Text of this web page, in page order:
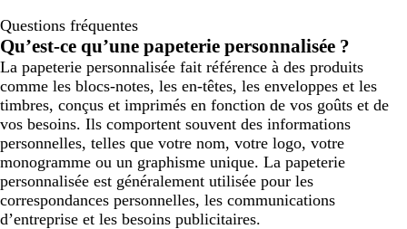
Questions fréquentes
Qu’est-ce qu’une papeterie personnalisée ?
La papeterie personnalisée fait référence à des produits
comme les blocs-notes, les en-têtes, les enveloppes et les
timbres, conçus et imprimés en fonction de vos goûts et de
vos besoins. Ils comportent souvent des informations
personnelles, telles que votre nom, votre logo, votre
monogramme ou un graphisme unique. La papeterie
personnalisée est généralement utilisée pour les
correspondances personnelles, les communications
d’entreprise et les besoins publicitaires.